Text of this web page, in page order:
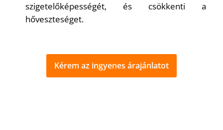
szigetelőképességét, és csökkenti a
hőveszteséget.
Kérem az ingyenes árajánlatot